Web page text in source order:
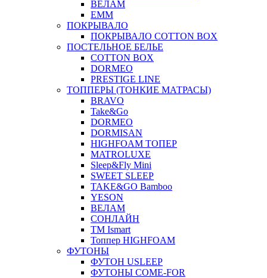
ВЕЛАМ
ЕММ
ПОКРЫВАЛО
ПОКРЫВАЛО COTTON BOX
ПОСТЕЛЬНОЕ БЕЛЬЕ
COTTON BOX
DORMEO
PRESTIGE LINE
ТОППЕРЫ (ТОНКИЕ МАТРАСЫ)
BRAVO
Take&Go
DORMEO
DORMISAN
HIGHFOAM ТОПЕР
MATROLUXE
Sleep&Fly Mini
SWEET SLEEP
TAKE&GO Bamboo
YESON
ВЕЛАМ
СОНЛАЙН
ТМ Ismart
Топпер HIGHFOAM
ФУТОНЫ
ФУТОН USLEEP
ФУТОНЫ COME-FOR